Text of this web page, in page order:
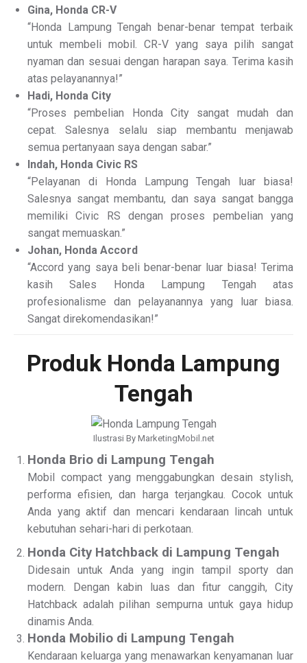
Gina, Honda CR-V
“Honda Lampung Tengah benar-benar tempat terbaik
untuk membeli mobil. CR-V yang saya pilih sangat
nyaman dan sesuai dengan harapan saya. Terima kasih
atas pelayanannya!”
Hadi, Honda City
“Proses pembelian Honda City sangat mudah dan
cepat. Salesnya selalu siap membantu menjawab
semua pertanyaan saya dengan sabar.”
Indah, Honda Civic RS
“Pelayanan di Honda Lampung Tengah luar biasa!
Salesnya sangat membantu, dan saya sangat bangga
memiliki Civic RS dengan proses pembelian yang
sangat memuaskan.”
Johan, Honda Accord
“Accord yang saya beli benar-benar luar biasa! Terima
kasih Sales Honda Lampung Tengah atas
profesionalisme dan pelayanannya yang luar biasa.
Sangat direkomendasikan!”
Produk Honda Lampung
Tengah
Ilustrasi By MarketingMobil.net
Honda Brio di Lampung Tengah
Mobil compact yang menggabungkan desain stylish,
performa efisien, dan harga terjangkau. Cocok untuk
Anda yang aktif dan mencari kendaraan lincah untuk
kebutuhan sehari-hari di perkotaan.
Honda City Hatchback di Lampung Tengah
Didesain untuk Anda yang ingin tampil sporty dan
modern. Dengan kabin luas dan fitur canggih, City
Hatchback adalah pilihan sempurna untuk gaya hidup
dinamis Anda.
Honda Mobilio di Lampung Tengah
Kendaraan keluarga yang menawarkan kenyamanan luar